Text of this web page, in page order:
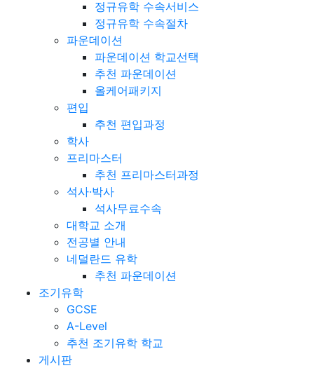
정규유학 수속서비스
정규유학 수속절차
파운데이션
파운데이션 학교선택
추천 파운데이션
올케어패키지
편입
추천 편입과정
학사
프리마스터
추천 프리마스터과정
석사·박사
석사무료수속
대학교 소개
전공별 안내
네덜란드 유학
추천 파운데이션
조기유학
GCSE
A-Level
추천 조기유학 학교
게시판